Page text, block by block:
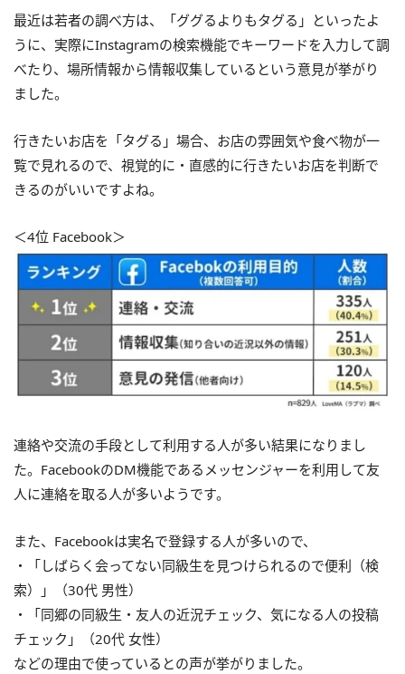
最近は若者の調べ方は、「ググるよりもタグる」といったよ
うに、実際にInstagramの検索機能でキーワードを入力して調
べたり、場所情報から情報収集しているという意見が挙がり
ました。
行きたいお店を「タグる」場合、お店の雰囲気や食べ物が一
覧で見れるので、視覚的に・直感的に行きたいお店を判断で
きるのがいいですよね。
＜4位 Facebook＞
連絡や交流の手段として利用する人が多い結果になりまし
た。FacebookのDM機能であるメッセンジャーを利用して友
人に連絡を取る人が多いようです。
また、Facebookは実名で登録する人が多いので、
・「しばらく会ってない同級生を見つけられるので便利（検
索）」（30代 男性）
・「同郷の同級生・友人の近況チェック、気になる人の投稿
チェック」（20代 女性）
などの理由で使っているとの声が挙がりました。